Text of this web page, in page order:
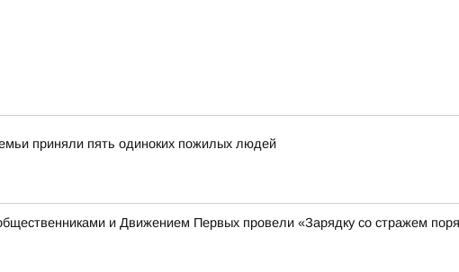
приняли пять одиноких пожилых людей
и Движением Первых провели «Зарядку со стражем